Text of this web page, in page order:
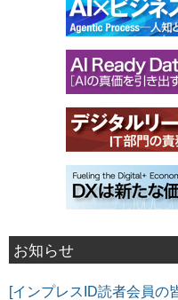
お知らせ
[インプレスID読者会員の